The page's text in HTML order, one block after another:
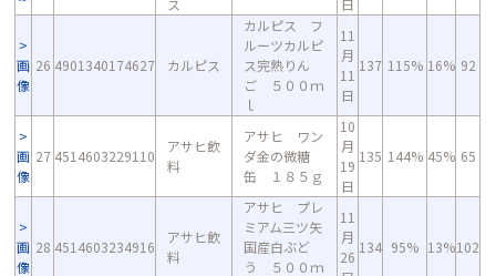
ス 日
画
像
26 4901340174627 カルピス
カルピス フ
ルーツカルピ
ス完熟りん
ご ５００ｍ
ｌ
11
月
11
日
137 115% 16% 92
画
像
27 4514603229110
アサヒ飲
料
アサヒ ワン
ダ金の微糖
缶 １８５ｇ
10
月
19
日
135 144% 45% 65
画
像
28 4514603234916
アサヒ飲
料
アサヒ プレ
ミアム三ツ矢
国産白ぶど
う ５００ｍ
11
月
26
134 95% 13%102